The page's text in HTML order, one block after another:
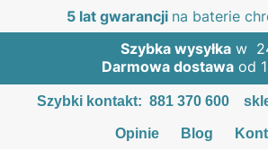
5 lat gwarancji na baterie
Szybka wysyłka w
Darmowa dostawa od
Szybki kontakt: 881 370 600
Opinie Blog